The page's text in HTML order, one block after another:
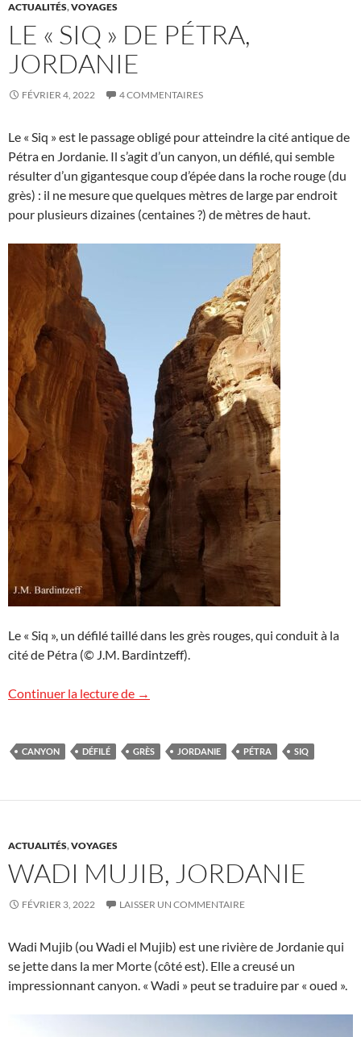
ACTUALITÉS,VOYAGES
LE « SIQ » DE PÉTRA,
JORDANIE
FÉVRIER 4, 2022 4 COMMENTAIRES
Le « Siq » est le passage obligé pour atteindre la cité antique de
Pétra en Jordanie. Il s’agit d’un canyon, un défilé, qui semble
résulter d’un gigantesque coup d’épée dans la roche rouge (du
grès) : il ne mesure que quelques mètres de large par endroit
pour plusieurs dizaines (centaines ?) de mètres de haut.
Le « Siq », un défilé taillé dans les grès rouges, qui conduit à la
cité de Pétra (© J.M. Bardintzeff).
Continuer la lecture de Le « Siq » de Pétra, Jordanie
→
CANYON DÉFILÉ GRÈS JORDANIE PÉTRA SIQ
ACTUALITÉS,VOYAGES
WADI MUJIB, JORDANIE
FÉVRIER 3, 2022 LAISSER UN COMMENTAIRE
Wadi Mujib (ou Wadi el Mujib) est une rivière de Jordanie qui
se jette dans la mer Morte (côté est). Elle a creusé un
impressionnant canyon. « Wadi » peut se traduire par « oued ».